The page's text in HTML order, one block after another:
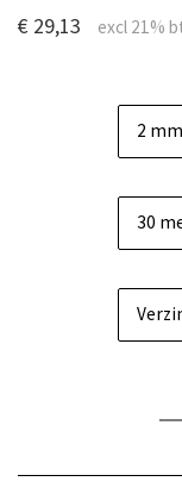
€ 29,13
2 mm
30